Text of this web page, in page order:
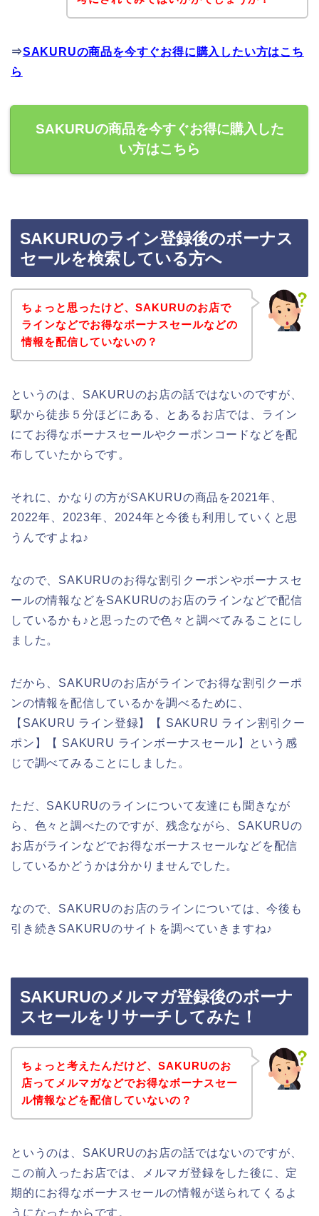
⇒SAKURUの商品を今すぐお得に購入したい方はこち
ら
SAKURUの商品を今すぐお得に購入した
い方はこちら
SAKURUのライン登録後のボーナス
セールを検索している方へ
ちょっと思ったけど、SAKURUのお店で
ラインなどでお得なボーナスセールなどの
情報を配信していないの？
というのは、SAKURUのお店の話ではないのですが、
駅から徒歩５分ほどにある、とあるお店では、ライン
にてお得なボーナスセールやクーポンコードなどを配
布していたからです。
それに、かなりの方がSAKURUの商品を2021年、
2022年、2023年、2024年と今後も利用していくと思
うんですよね♪
なので、SAKURUのお得な割引クーポンやボーナスセ
ールの情報などをSAKURUのお店のラインなどで配信
しているかも♪と思ったので色々と調べてみることにし
ました。
だから、SAKURUのお店がラインでお得な割引クーポ
ンの情報を配信しているかを調べるために、
【SAKURU ライン登録】【 SAKURU ライン割引クー
ポン】【 SAKURU ラインボーナスセール】という感
じで調べてみることにしました。
ただ、SAKURUのラインについて友達にも聞きなが
ら、色々と調べたのですが、残念ながら、SAKURUの
お店がラインなどでお得なボーナスセールなどを配信
しているかどうかは分かりませんでした。
なので、SAKURUのお店のラインについては、今後も
引き続きSAKURUのサイトを調べていきますね♪
SAKURUのメルマガ登録後のボーナ
スセールをリサーチしてみた！
ちょっと考えたんだけど、SAKURUのお
店ってメルマガなどでお得なボーナスセー
ル情報などを配信していないの？
というのは、SAKURUのお店の話ではないのですが、
この前入ったお店では、メルマガ登録をした後に、定
期的にお得なボーナスセールの情報が送られてくるよ
うになったからです。